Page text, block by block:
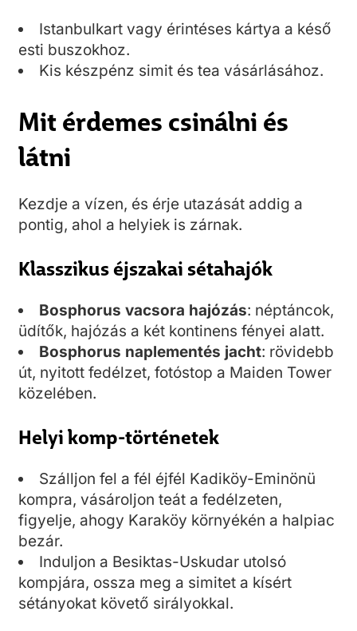
Istanbulkart vagy érintéses kártya a késő
esti buszokhoz.
Kis készpénz simit és tea vásárlásához.
Mit érdemes csinálni és
látni
Kezdje a vízen, és érje utazását addig a
pontig, ahol a helyiek is zárnak.
Klasszikus éjszakai sétahajók
Bosphorus vacsora hajózás: néptáncok,
üdítők, hajózás a két kontinens fényei alatt.
Bosphorus naplementés jacht: rövidebb
út, nyitott fedélzet, fotóstop a Maiden Tower
közelében.
Helyi komp-történetek
Szálljon fel a fél éjfél Kadiköy-Eminönü
kompra, vásároljon teát a fedélzeten,
figyelje, ahogy Karaköy környékén a halpiac
bezár.
Induljon a Besiktas-Uskudar utolsó
kompjára, ossza meg a simitet a kísért
sétányokat követő sirályokkal.